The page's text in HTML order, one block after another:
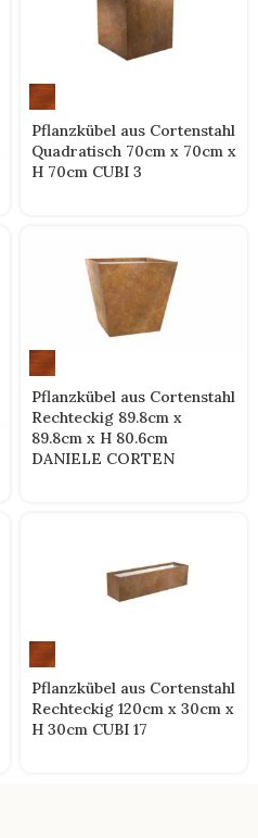
Pflanzkübel aus Cortenstahl
Quadratisch 70cm x 70cm x
H 70cm CUBI 3
Pflanzkübel aus Cortenstahl
Rechteckig 89.8cm x
89.8cm x H 80.6cm
DANIELE CORTEN
Pflanzkübel aus Cortenstahl
Rechteckig 120cm x 30cm x
H 30cm CUBI 17